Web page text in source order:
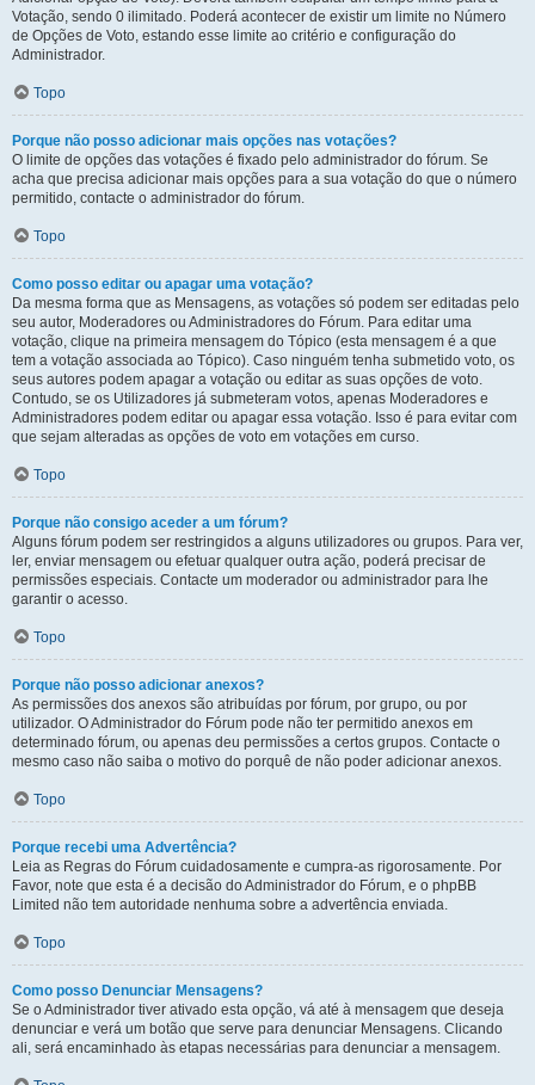
Votação, sendo 0 ilimitado. Poderá acontecer de existir um limite no Número
de Opções de Voto, estando esse limite ao critério e configuração do
Administrador.
Topo
Porque não posso adicionar mais opções nas votações?
O limite de opções das votações é fixado pelo administrador do fórum. Se
acha que precisa adicionar mais opções para a sua votação do que o número
permitido, contacte o administrador do fórum.
Topo
Como posso editar ou apagar uma votação?
Da mesma forma que as Mensagens, as votações só podem ser editadas pelo
seu autor, Moderadores ou Administradores do Fórum. Para editar uma
votação, clique na primeira mensagem do Tópico (esta mensagem é a que
tem a votação associada ao Tópico). Caso ninguém tenha submetido voto, os
seus autores podem apagar a votação ou editar as suas opções de voto.
Contudo, se os Utilizadores já submeteram votos, apenas Moderadores e
Administradores podem editar ou apagar essa votação. Isso é para evitar com
que sejam alteradas as opções de voto em votações em curso.
Topo
Porque não consigo aceder a um fórum?
Alguns fórum podem ser restringidos a alguns utilizadores ou grupos. Para ver,
ler, enviar mensagem ou efetuar qualquer outra ação, poderá precisar de
permissões especiais. Contacte um moderador ou administrador para lhe
garantir o acesso.
Topo
Porque não posso adicionar anexos?
As permissões dos anexos são atribuídas por fórum, por grupo, ou por
utilizador. O Administrador do Fórum pode não ter permitido anexos em
determinado fórum, ou apenas deu permissões a certos grupos. Contacte o
mesmo caso não saiba o motivo do porquê de não poder adicionar anexos.
Topo
Porque recebi uma Advertência?
Leia as Regras do Fórum cuidadosamente e cumpra-as rigorosamente. Por
Favor, note que esta é a decisão do Administrador do Fórum, e o phpBB
Limited não tem autoridade nenhuma sobre a advertência enviada.
Topo
Como posso Denunciar Mensagens?
Se o Administrador tiver ativado esta opção, vá até à mensagem que deseja
denunciar e verá um botão que serve para denunciar Mensagens. Clicando
ali, será encaminhado às etapas necessárias para denunciar a mensagem.